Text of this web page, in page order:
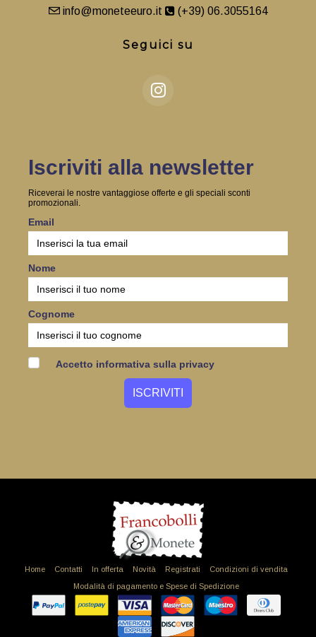
info@moneteeuro.it (+39) 06.3055164
Seguici su
Iscriviti alla newsletter
Riceverai le nostre vantaggiose offerte e gli speciali sconti
promozionali.
Email
Nome
Cognome
Accetto informativa sulla privacy
Home Contatti In offerta Novità Registrati
Condizioni di vendita
Modalità di pagamento e Spese di Spedizione